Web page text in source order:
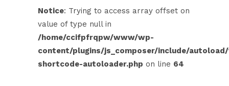
Notice: Trying to access array offset on
value of type null in
/home/ccifpfrqpw/www/wp-
content/plugins/js_composer/include/
shortcode-autoloader.php on line 64